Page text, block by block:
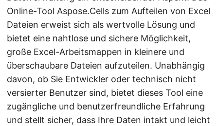
Online-Tool Aspose.Cells zum Aufteilen von Excel
Dateien erweist sich als wertvolle Lösung und
bietet eine nahtlose und sichere Möglichkeit,
große Excel-Arbeitsmappen in kleinere und
überschaubare Dateien aufzuteilen. Unabhängig
davon, ob Sie Entwickler oder technisch nicht
versierter Benutzer sind, bietet dieses Tool eine
zugängliche und benutzerfreundliche Erfahrung
und stellt sicher, dass Ihre Daten intakt und leicht